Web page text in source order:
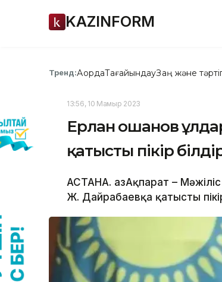
KAZINFORM
Тренд:АқордаТағайындауЗаң және
13:56, 10 Мамыр 2023
Ерлан Қошанов
қатысты пікір
АСТАНА. ҚазАқпарат –
Ж. Дайрабаевқа қатысты